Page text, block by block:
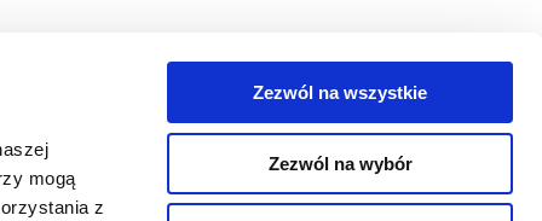
mogą
z
Zezwól na wszystkie
Zezwól na wybór